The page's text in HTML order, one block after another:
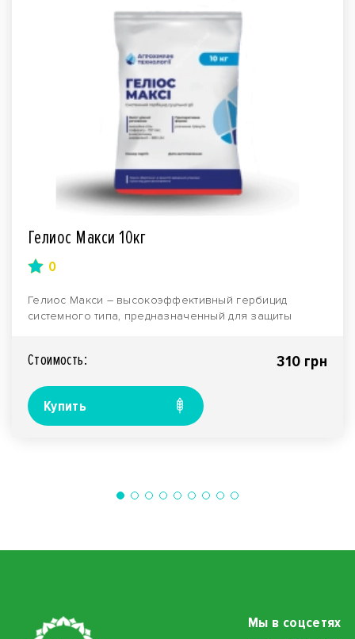
Гелиос Макси 10кг
0
Гелиос Макси – высокоэффективный гербицид
системного типа, предназначенный для защиты
Стоимость: 310 грн
Купить
Мы в соцсетях